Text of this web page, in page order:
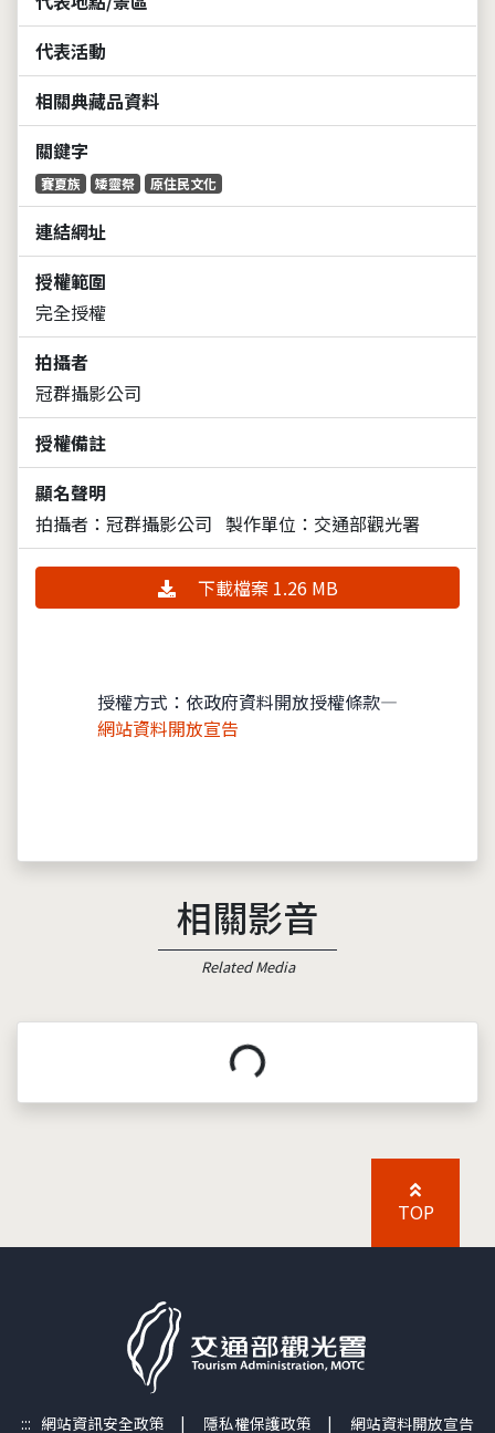
代表活動
相關典藏品資料
關鍵字
賽夏族 矮靈祭 原住民文化
連結網址
授權範圍
完全授權
拍攝者
冠群攝影公司
授權備註
顯名聲明
拍攝者：冠群攝影公司 製作單位：交通部觀光署
下載檔案 1.26 MB
授權方式：依政府資料開放授權條款—
網站資料開放宣告
相關影音
Related Media
載入中...
TOP
::: 網站資訊安全政策 | 隱私權保護政策 | 網站資料開放宣告